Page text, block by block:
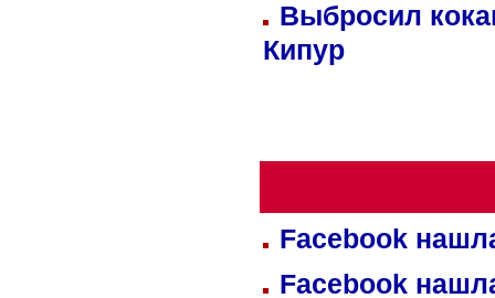
Выбросил
Кипур
Facebook
Facebook